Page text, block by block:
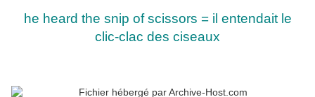
he heard the snip of scissors = il entendait le
clic-clac des ciseaux